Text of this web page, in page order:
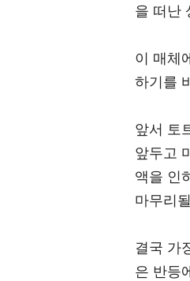
을 떠난
이 매체
하기를
앞서 토
앞두고
액을 인
마무리
결국 가
은 반등